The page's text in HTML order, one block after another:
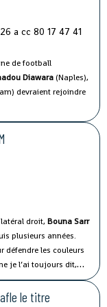
de football
Diawara (Naples),
devraient rejoindre
droit,Bouna Sarr
plusieurs années.
défendre les couleurs
je l’ai toujours dit,
TV Guinée.
le titre